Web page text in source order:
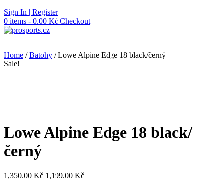
Skip
to
content
Sign In | Register
0 items - 0.00 Kč Checkout
Home /Batohy / Lowe Alpine Edge 18 black/černý
Sale!
Lowe Alpine Edge 18 black/
černý
1,350.00Kč 1,199.00 Kč